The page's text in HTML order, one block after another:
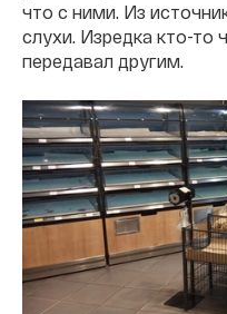
что с ними. Из
слухи. Изредка кто-то
передавал другим.